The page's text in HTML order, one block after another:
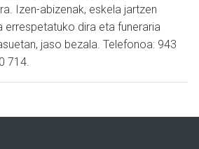
Izen-abizenak, eskela jartzen
errespetatuko dira eta funeraria
jaso bezala. Telefonoa: 943
714.